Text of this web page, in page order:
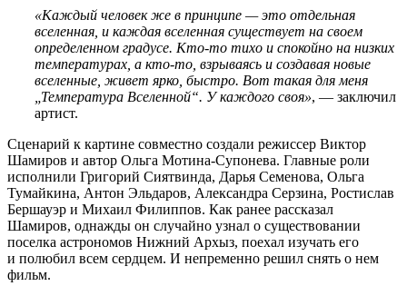
«Каждый человек же в принципе — это отдельная
вселенная, и каждая вселенная существует на своем
определенном градусе. Кто-то тихо и спокойно на низких
температурах, а кто-то, взрываясь и создавая новые
вселенные, живет ярко, быстро. Вот такая для меня
„Температура Вселенной“. У каждого своя», — заключил
артист.
Сценарий к картине совместно создали режиссер Виктор
Шамиров и автор Ольга Мотина-Супонева. Главные роли
исполнили Григорий Сиятвинда, Дарья Семенова, Ольга
Тумайкина, Антон Эльдаров, Александра Серзина, Ростислав
Бершауэр и Михаил Филиппов. Как ранее рассказал
Шамиров, однажды он случайно узнал о существовании
поселка астрономов Нижний Архыз, поехал изучать его
и полюбил всем сердцем. И непременно решил снять о нем
фильм.